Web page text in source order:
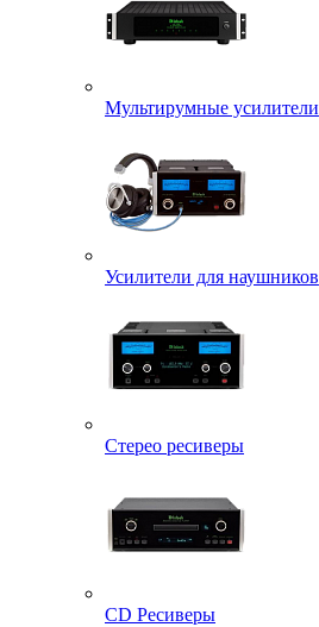
Мультирумные усилители
Усилители для наушников
Стерео ресиверы
CD Ресиверы